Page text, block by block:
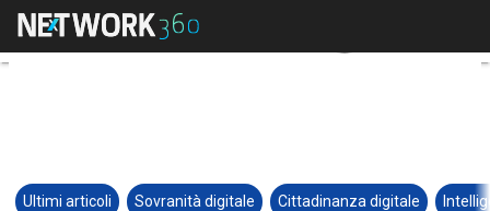
Ultimi articoli Sovranità digitale Cittadinanza digitale